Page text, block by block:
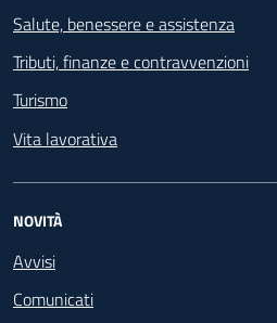
Salute, benessere e assistenza
Tributi, finanze e contravvenzioni
Turismo
Vita lavorativa
NOVITÀ
Avvisi
Comunicati